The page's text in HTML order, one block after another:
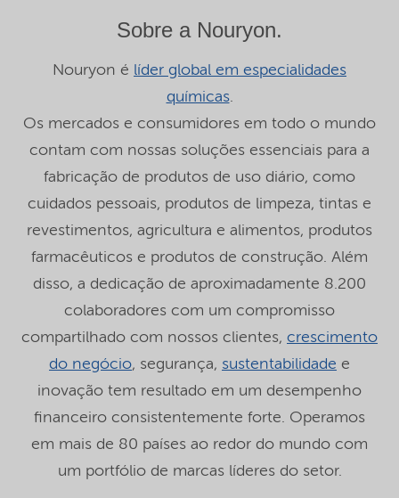
Sobre a Nouryon.
Nouryon é líder global em especialidades
químicas.
Os mercados e consumidores em todo o mundo
contam com nossas soluções essenciais para a
fabricação de produtos de uso diário, como
cuidados pessoais, produtos de limpeza, tintas e
revestimentos, agricultura e alimentos, produtos
farmacêuticos e produtos de construção. Além
disso, a dedicação de aproximadamente 8.200
colaboradores com um compromisso
compartilhado com nossos clientes, crescimento
do negócio, segurança, sustentabilidade e
inovação tem resultado em um desempenho
financeiro consistentemente forte. Operamos
em mais de 80 países ao redor do mundo com
um portfólio de marcas líderes do setor.